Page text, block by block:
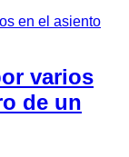
varios
de un